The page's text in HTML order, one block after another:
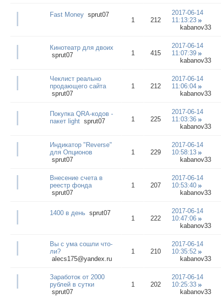
Fast Money sprut07
1 212
2017-06-14
11:13:23
kabanov33
Кинотеатр для двоих
sprut07
1 415
2017-06-14
11:07:39
kabanov33
Чеклист реально
продающего сайта
sprut07
1 212
2017-06-14
11:06:04
kabanov33
Покупка QRA-кодов -
пакет light sprut07 1 225
2017-06-14
11:03:36
kabanov33
Индикатор "Reverse"
для Опционов
sprut07
1 229
2017-06-14
10:58:13
kabanov33
Внесение счета в
реестр фонда
sprut07
1 207
2017-06-14
10:53:40
kabanov33
1400 в день sprut07
1 222
2017-06-14
10:47:06
kabanov33
Вы с ума сошли что-
ли?
alecs175@yandex.ru
1 210
2017-06-14
10:35:52
kabanov33
Заработок от 2000
рублей в сутки
sprut07
1 202
2017-06-14
10:25:33
kabanov33